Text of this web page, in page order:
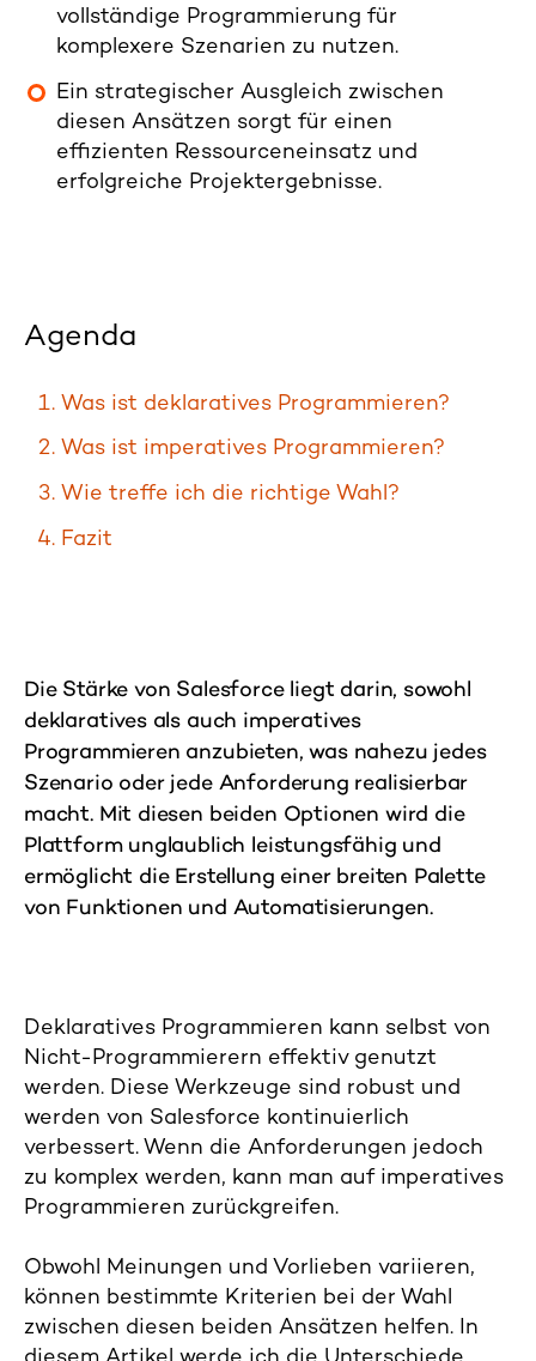
vollständige Programmierung für
komplexere Szenarien zu nutzen.
Ein strategischer Ausgleich zwischen
diesen Ansätzen sorgt für einen
effizienten Ressourceneinsatz und
erfolgreiche Projektergebnisse.
Agenda
Was ist deklaratives Programmieren?
Was ist imperatives Programmieren?
Wie treffe ich die richtige Wahl?
Fazit
Die Stärke von Salesforce liegt darin, sowohl
deklaratives als auch imperatives
Programmieren anzubieten, was nahezu jedes
Szenario oder jede Anforderung realisierbar
macht. Mit diesen beiden Optionen wird die
Plattform unglaublich leistungsfähig und
ermöglicht die Erstellung einer breiten Palette
von Funktionen und Automatisierungen.
Deklaratives Programmieren kann selbst von
Nicht-Programmierern effektiv genutzt
werden. Diese Werkzeuge sind robust und
werden von Salesforce kontinuierlich
verbessert. Wenn die Anforderungen jedoch
zu komplex werden, kann man auf imperatives
Programmieren zurückgreifen.
Obwohl Meinungen und Vorlieben variieren,
können bestimmte Kriterien bei der Wahl
zwischen diesen beiden Ansätzen helfen. In